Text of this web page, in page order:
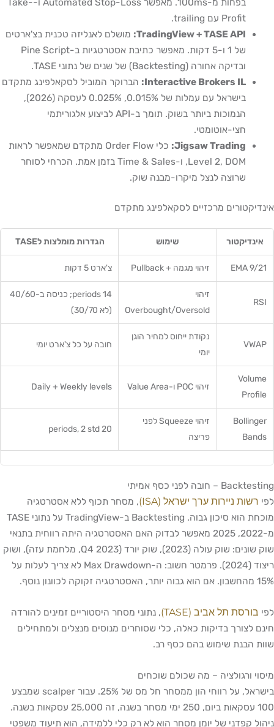
Profit עם trailing.
TradingView + TASE API: מושלם לאנליזה טכנית בצ'ארטים
של 1 ו-5 דקות. מאפשר כתיבת אסטרטגיות ב-Pine Script
ובדיקה אחורה (Backtesting) של שנים של נתוני TASE.
Interactive Brokers IL:
הברוקר המוביל לסקאלפינג מתקדם
בישראל עם עמלות של 0.015%, 0.025% לעסקה (2026),
הנמוכות ביותר בשוק. תומך ב-API לביצוע אלגוריתמי
חצי-אוטומטי.
Jigsaw Trading:
כלי Order Flow מתקדם שמאפשר לראות
Level 2, DOM, ו-Time & Sales בזמן אמת. הכרחי לסוחר
שרוצה לנצל מיקרו-מבנה שוק.
אינדיקטורים מרכזיים לסקאלפינג מתקדם
אינדיקטור שימוש הגדרות מומלצות לTASE
EMA 9/21 זיהוי מגמה + Pullback צ'ארט 5 דקות
RSI
זיהוי
Overbought/Oversold
14 periods; כניסה ב-40/60
(לא 30/70)
VWAP
נקודת ייחוס למחיר הוגן
יומי
חובה על כל צ'ארט יומי
Volume
Profile
זיהוי POC ו-Value Area Daily + Weekly levels
Bollinger
Bands
זיהוי Squeeze לפני
פריצה
20 periods, 2 std
Backtesting – חובה לפני כסף אמיתי
לפי רשות ניירות ערך ישראל (ISA)
, מסחר תכוף ללא אסטרטגיה
מוכחת הוא סיכון גבוה. Backtesting ב-TradingView על נתוני TASE
מ-2022, 2025 מאפשר לבדוק האם האסטרטגיה היתה רווחית בתנאי
שוק שונים: שוק עולה (2023), שוק יורד (Q4 2023, מלחמת עזה), ושוק
ריצוד (2024). פרמטר חשוב: ה-Max Drawdown לא צריך לעלות על
15% מהחשבון. אם הוא גבוה יותר, האסטרטגיה זקוקה לכוונון נוסף.
לפי בורסת תל אביב (TASE)
, נתוני מסחר היסטוריים זמינים להורדה
חינם לצורך בדיקות כאלה, כלי שסוחרים מנוסים מנצלים ולמתחילים
שוות הבנת שימוש בהם כסף רב.
מיסוי ורגולציה – מה שכולם שוכחים
בישראל, על רווחי הון ממסחר חל מס של 25%. עבור scalper שמבצע
100 עסקאות ביום, 250 ימי מסחר בשנה, זה 25,000 עסקאות בשנה.
ניהול קפדני של יומן מסחר הוא לא רק כלי ללמידה, הוא תיעוד משפטי